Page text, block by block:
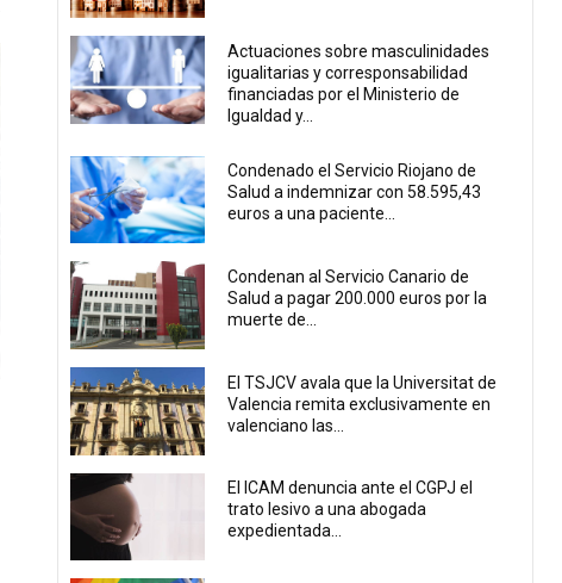
Actuaciones sobre masculinidades
igualitarias y corresponsabilidad
financiadas por el Ministerio de
Igualdad y...
Condenado el Servicio Riojano de
Salud a indemnizar con 58.595,43
euros a una paciente...
Condenan al Servicio Canario de
Salud a pagar 200.000 euros por la
muerte de...
El TSJCV avala que la Universitat de
Valencia remita exclusivamente en
valenciano las...
El ICAM denuncia ante el CGPJ el
trato lesivo a una abogada
expedientada...